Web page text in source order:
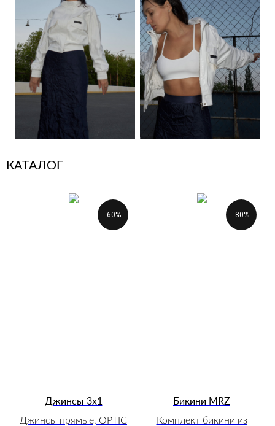
КАТАЛОГ
-60%
Джинсы 3x1
Джинсы прямые, OPTIC
-80%
Бикини MRZ
Комплект бикини из